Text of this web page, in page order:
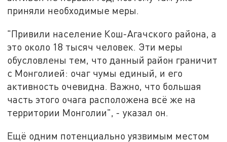
приняли необходимые меры.
"Привили население Кош-Агачского района, а
это около 18 тысяч человек. Эти меры
обусловлены тем, что данный район граничит
с Монголией: очаг чумы единый, и его
активность очевидна. Важно, что большая
часть этого очага расположена всё же на
территории Монголии", - указал он.
Ещё одним потенциально уязвимым местом